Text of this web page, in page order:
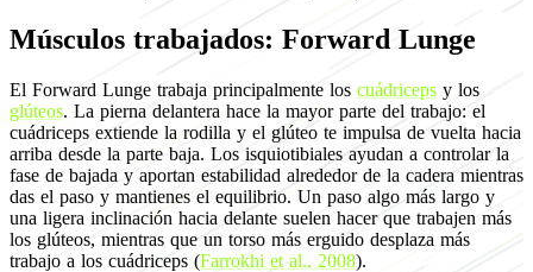
Músculos trabajados: Forward Lunge
El Forward Lunge trabaja principalmente los cuádriceps y los
glúteos. La pierna delantera hace la mayor parte del trabajo: el
cuádriceps extiende la rodilla y el glúteo te impulsa de vuelta hacia
arriba desde la parte baja. Los isquiotibiales ayudan a controlar la
fase de bajada y aportan estabilidad alrededor de la cadera mientras
das el paso y mantienes el equilibrio. Un paso algo más largo y
una ligera inclinación hacia delante suelen hacer que trabajen más
los glúteos, mientras que un torso más erguido desplaza más
trabajo a los cuádriceps (Farrokhi et al., 2008).